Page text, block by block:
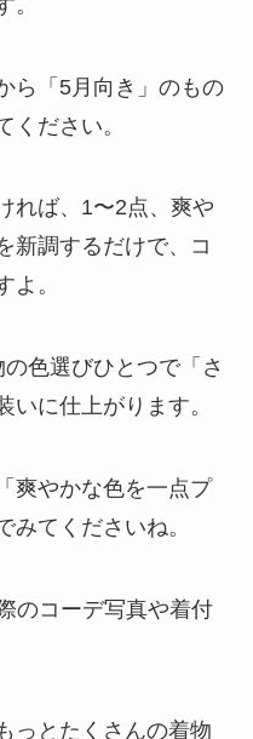
ら「5月向き」のもの
ください。
れば、1〜2点、爽や
新調するだけで、コ
よ。
色選びひとつで「さ
いに仕上がります。
爽やかな色を一点プ
みてくださいね。
のコーデ写真や着付
っとたくさんの着物